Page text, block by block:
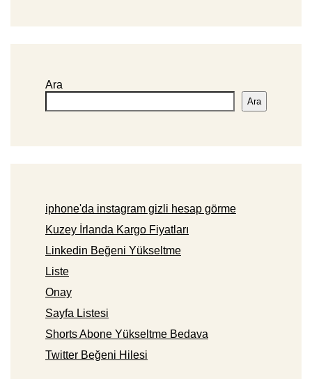
Ara
Ara
iphone'da instagram gizli hesap görme
Kuzey İrlanda Kargo Fiyatları
Linkedin Beğeni Yükseltme
Liste
Onay
Sayfa Listesi
Shorts Abone Yükseltme Bedava
Twitter Beğeni Hilesi